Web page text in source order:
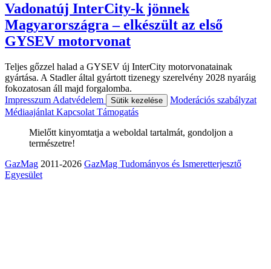
Vadonatúj InterCity-k jönnek
Magyarországra – elkészült az első
GYSEV motorvonat
Teljes gőzzel halad a GYSEV új InterCity motorvonatainak
gyártása. A Stadler által gyártott tizenegy szerelvény 2028 nyaráig
fokozatosan áll majd forgalomba.
Impresszum Adatvédelem Sütik kezelése
Moderációs szabályzat
Médiaajánlat Kapcsolat Támogatás
Mielőtt kinyomtatja a weboldal tartalmát, gondoljon a
természetre!
GazMag 2011-2026 GazMag Tudományos és Ismeretterjesztő
Egyesület